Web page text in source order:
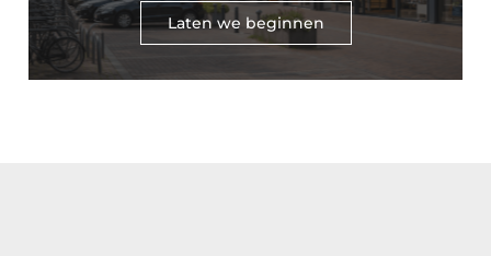
Laten we beginnen